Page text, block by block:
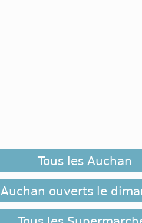
Tous les Auchan
Auchan ouverts le